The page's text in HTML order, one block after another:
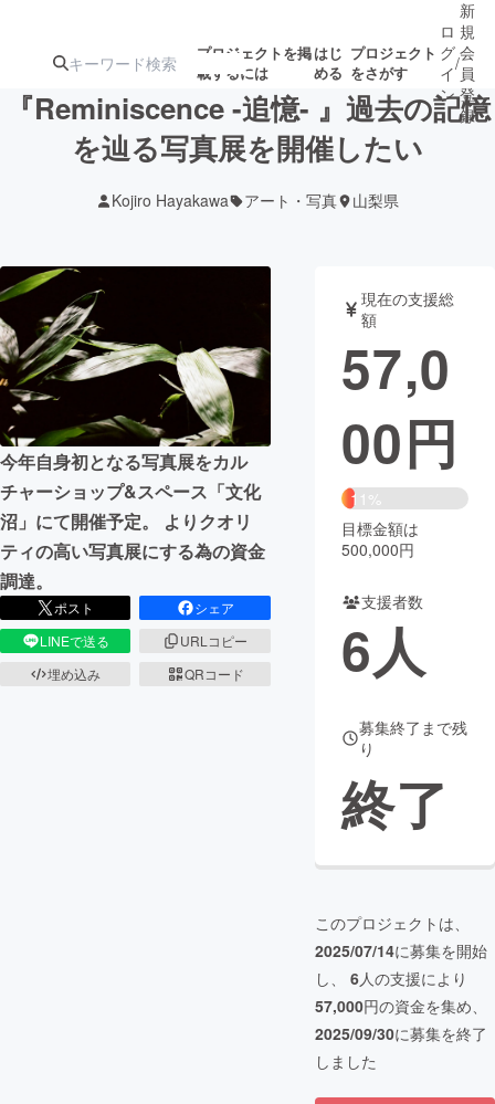
プロジェクトを掲
載するには
はじ
める
プロジェクト
をさがす
ターン
ジェクト
募集終了が近いプ
ロジェクト
されます
音楽
テクノロジー・ガジェット ゲーム・
映像・映画 書籍・雑誌
ビジネス・起業 チャレンジ
まちづくり・地域活性化
CAMPFIRE for Social Good CAMPFIRE Creation
CAMPFIREふるさと納税
コミュニティ
ロ
グ
イ
ン
/
新
規
会
員
登
録
『Reminiscence -追憶- 』過去の記憶
を辿る写真展を開催したい
Kojiro Hayakawa アート・写真 山梨県
今年自身初となる写真展をカル
チャーショップ&スペース「文化
沼」にて開催予定。 よりクオリ
ティの高い写真展にする為の資金
調達。
ポスト
シェア
LINEで送る
URLコピー
埋め込み
QRコード
現在の支援総
額
57,0
00円
11%
目標金額は
500,000円
支援者数
6人
募集終了まで残
り
終了
このプロジェクトは、
2025/07/14に募集を開始
し、 6人の支援により
57,000円の資金を集め、
2025/09/30に募集を終了
しました